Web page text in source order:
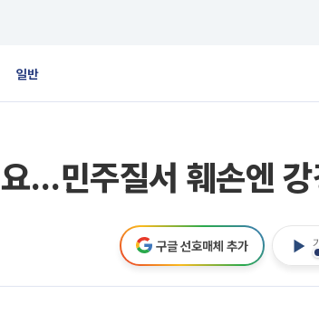
일반
…민주질서 훼손엔
구글 선호매체 추가